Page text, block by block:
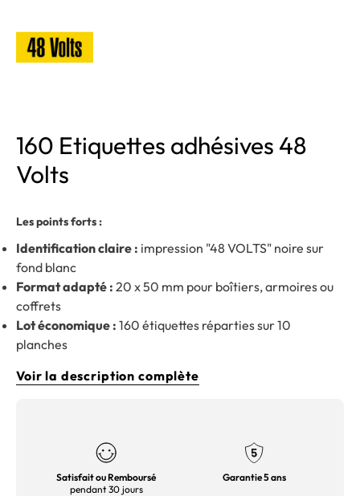
160 Etiquettes adhésives 48
Volts
Les points forts :
Identification claire : impression "48 VOLTS" noire sur
fond blanc
Format adapté : 20 x 50 mm pour boîtiers, armoires ou
coffrets
Lot économique : 160 étiquettes réparties sur 10
planches
Voir la description complète
Satisfait ou Remboursé
pendant 30 jours
Garantie 5 ans